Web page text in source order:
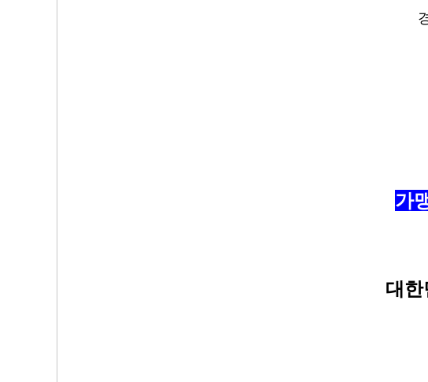
가
대한